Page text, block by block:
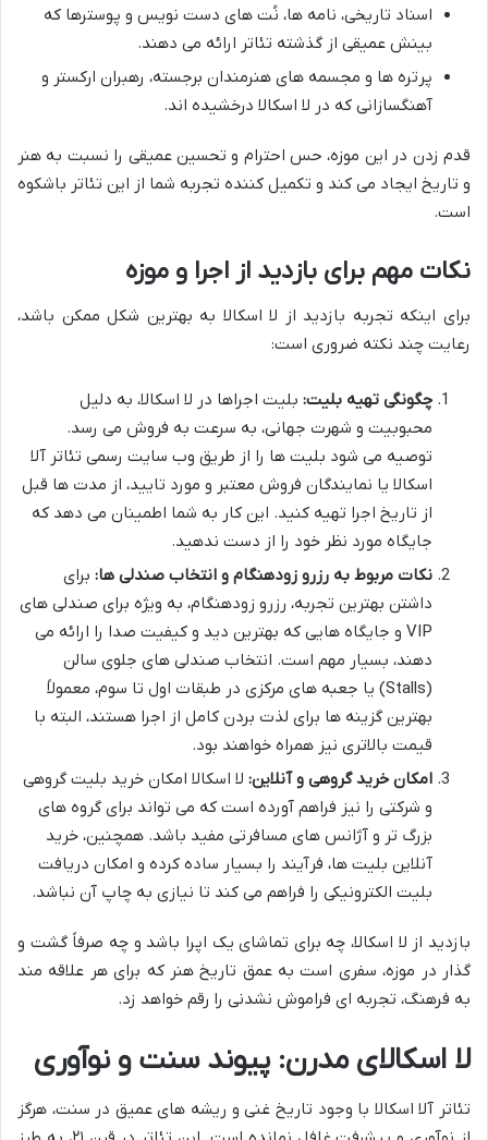
اسناد تاریخی، نامه ها، نُت های دست نویس و پوسترها که
بینش عمیقی از گذشته تئاتر ارائه می دهند.
پرتره ها و مجسمه های هنرمندان برجسته، رهبران ارکستر و
آهنگسازانی که در لا اسکالا درخشیده اند.
قدم زدن در این موزه، حس احترام و تحسین عمیقی را نسبت به هنر
و تاریخ ایجاد می کند و تکمیل کننده تجربه شما از این تئاتر باشکوه
است.
نکات مهم برای بازدید از اجرا و موزه
برای اینکه تجربه بازدید از لا اسکالا به بهترین شکل ممکن باشد،
رعایت چند نکته ضروری است:
چگونگی تهیه بلیت: بلیت اجراها در لا اسکالا، به دلیل
محبوبیت و شهرت جهانی، به سرعت به فروش می رسد.
توصیه می شود بلیت ها را از طریق وب سایت رسمی تئاتر آلا
اسکالا یا نمایندگان فروش معتبر و مورد تایید، از مدت ها قبل
از تاریخ اجرا تهیه کنید. این کار به شما اطمینان می دهد که
جایگاه مورد نظر خود را از دست ندهید.
نکات مربوط به رزرو زودهنگام و انتخاب صندلی ها: برای
داشتن بهترین تجربه، رزرو زودهنگام، به ویژه برای صندلی های
VIP و جایگاه هایی که بهترین دید و کیفیت صدا را ارائه می
دهند، بسیار مهم است. انتخاب صندلی های جلوی سالن
(Stalls) یا جعبه های مرکزی در طبقات اول تا سوم، معمولاً
بهترین گزینه ها برای لذت بردن کامل از اجرا هستند، البته با
قیمت بالاتری نیز همراه خواهند بود.
امکان خرید گروهی و آنلاین: لا اسکالا امکان خرید بلیت گروهی
و شرکتی را نیز فراهم آورده است که می تواند برای گروه های
بزرگ تر و آژانس های مسافرتی مفید باشد. همچنین، خرید
آنلاین بلیت ها، فرآیند را بسیار ساده کرده و امکان دریافت
بلیت الکترونیکی را فراهم می کند تا نیازی به چاپ آن نباشد.
بازدید از لا اسکالا، چه برای تماشای یک اپرا باشد و چه صرفاً گشت و
گذار در موزه، سفری است به عمق تاریخ هنر که برای هر علاقه مند
به فرهنگ، تجربه ای فراموش نشدنی را رقم خواهد زد.
لا اسکالای مدرن: پیوند سنت و نوآوری
تئاتر آلا اسکالا با وجود تاریخ غنی و ریشه های عمیق در سنت، هرگز